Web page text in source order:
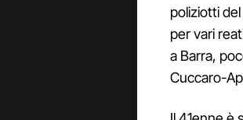
poliziotti
per vari
a Barra,
Cuccaro-